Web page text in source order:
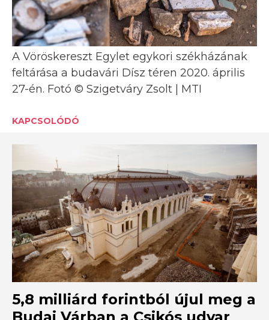
A Vöröskereszt Egylet egykori székházának
feltárása a budavári Dísz téren 2020. április
27-én. Fotó © Szigetváry Zsolt | MTI
KAPCSOLÓDÓ
5,8 milliárd forintból újul meg a